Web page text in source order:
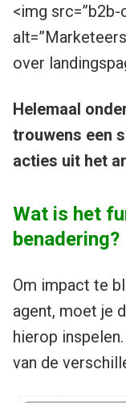
<img
over
Helemaal
trouwens een
acties uit het
Wat is het
benadering?
Om impact te
agent, moet je
hierop
van de